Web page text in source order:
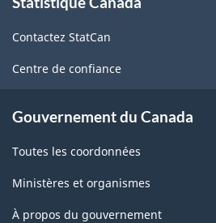
ce
site
Contactez StatCan
Centre de confiance
Gouvernement du Canada
Toutes les coordonnées
Ministères et organismes
À propos du gouvernement